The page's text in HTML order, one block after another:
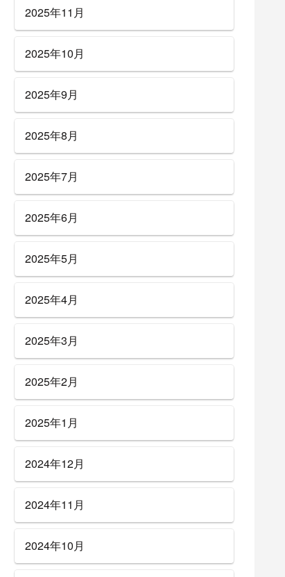
2025年11月
2025年10月
2025年9月
2025年8月
2025年7月
2025年6月
2025年5月
2025年4月
2025年3月
2025年2月
2025年1月
2024年12月
2024年11月
2024年10月